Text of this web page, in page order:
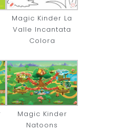
Magic Kinder La
Valle Incantata
Colora
Magic Kinder
Natoons